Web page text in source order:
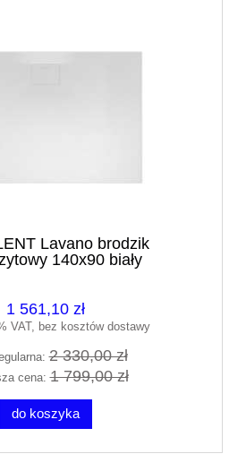
Lavano brodzik
140x90 biały
1 561,10 zł
VAT, bez kosztów dostawy
2 330,00 zł
cena:1 799,00 zł
do koszyka